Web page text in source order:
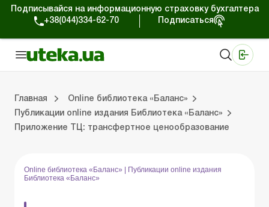
Подписывайся на информационную страховку бухгалтера
+38(044)334-62-70
Подписаться
Главная
Online библиотека «Баланс»
Публикации online издания Библиотека «Баланс»
Приложение ТЦ: трансфертное ценообразование
Online библиотека «Баланс»
Публикации online издания
Библиотека «Баланс»